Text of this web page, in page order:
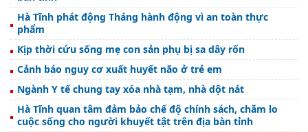
Hà Tĩnh phát động Tháng hành động vì an toàn thực
phẩm
Kịp thời cứu sống mẹ con sản phụ bị sa dây rốn
Cảnh báo nguy cơ xuất huyết não ở trẻ em
Ngành Y tế chung tay xóa nhà tạm, nhà dột nát
Hà Tĩnh quan tâm đảm bảo chế độ chính sách, chăm lo
cuộc sống cho người khuyết tật trên địa bàn tỉnh